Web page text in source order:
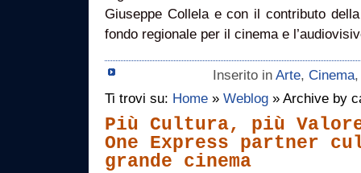
Giuseppe Collela e con il contributo
fondo regionale per il cinema e
Inserito in Arte, Cinema
Ti trovi su: Home » Weblog » Archive by
Più Cultura, più
One Express partner
grande cinema